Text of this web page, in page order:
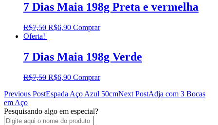
7 Dias Maia 198g Preta e vermelha
R$7,50 R$6,90 Comprar
Oferta!
7 Dias Maia 198g Verde
R$7,50 R$6,90 Comprar
Post
navigation
Previous PostEspada Aço Azul 50cmNext PostAdja com 3 Bocas
em Aço
Pesquisando algo em especial?